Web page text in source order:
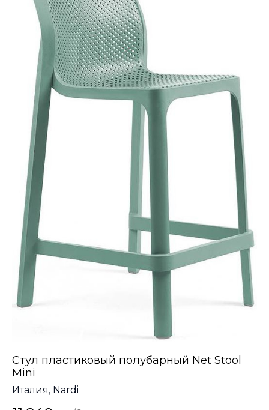
Стул пластиковый полубарный Net Stool
Mini
Италия, Nardi